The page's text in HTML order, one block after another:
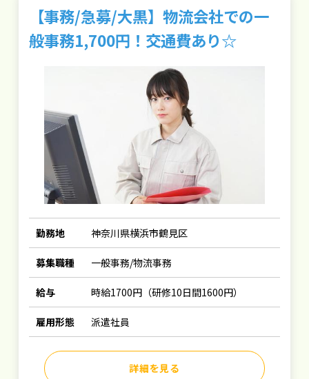
【事務/急募/大黒】物流会社での一
般事務1,700円！交通費あり☆
勤務地 神奈川県横浜市鶴見区
募集職種 一般事務/物流事務
給与 時給1700円（研修10日間1600円）
雇用形態 派遣社員
詳細を見る